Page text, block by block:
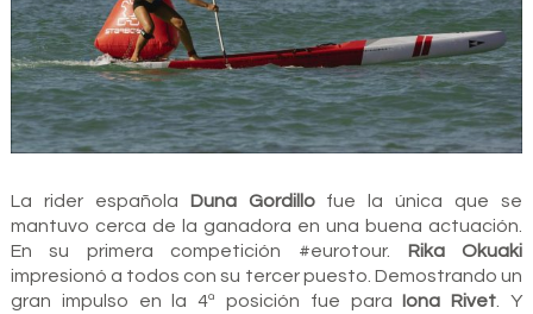
La rider española Duna Gordillo fue la única que se
mantuvo cerca de la ganadora en una buena actuación.
En su primera competición #eurotour. Rika Okuaki
impresionó a todos con su tercer puesto. Demostrando un
gran impulso en la 4ª posición fue para Iona Rivet. Y